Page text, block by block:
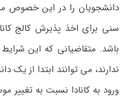
دانشجویان را در این خصوص
باشد. متقاضیانی که این
ندارند، می توانند ابتدا از یک
ورود به کانادا نسبت به تغییر